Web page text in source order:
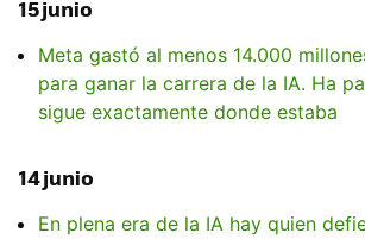
15 junio
Meta gastó al menos 14.000
para ganar la carrera de la IA. Ha
sigue exactamente donde estaba
14 junio
En plena era de la IA hay quien